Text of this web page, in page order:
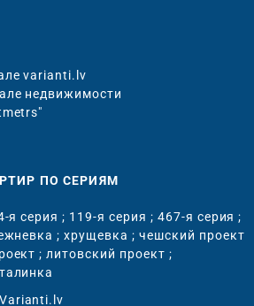
varianti.lv
недвижимости
ПО СЕРИЯМ
я серия ; 119-я серия ; 467-я серия ;
;хрущевка ; чешский проект
;литовский проект ;